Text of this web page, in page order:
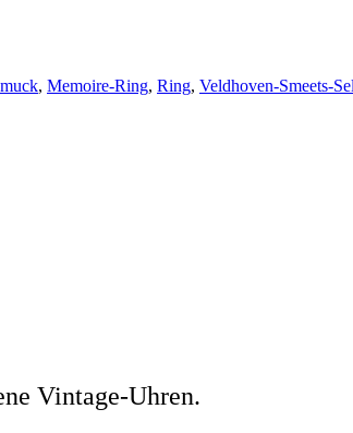
, Memoire-Ring, Ring, Veldhoven-Smeets-
Vintage-Uhren.